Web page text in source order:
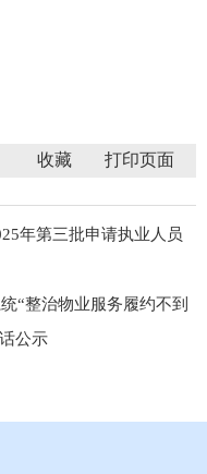
收藏
年第三批申请执业人员
“整治物业服务履约不到
公示